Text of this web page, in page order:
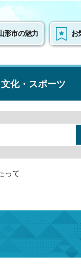
形市の魅力 お
文化・スポーツ
って